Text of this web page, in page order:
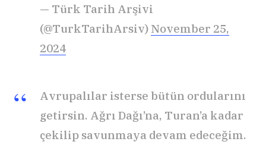
— Türk Tarih Arşivi
(@TurkTarihArsiv) November 25,
2024
Avrupalılar isterse bütün ordularını
getirsin. Ağrı Dağı’na, Turan’a kadar
çekilip savunmaya devam edeceğim.